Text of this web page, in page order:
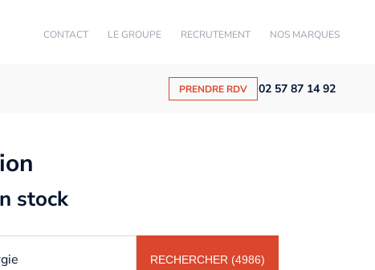
CONTACT LE GROUPE RECRUTEMENT NOS MARQUES
PRENDRE RDV 02 57 87 14 92
stock
RECHERCHER (4986)